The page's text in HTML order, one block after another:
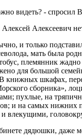
видеть? - спросил
Алексеевич
и только
мать была
племянник
для большой
книжных шкафах,
сборника»,
пухлые, на
и на самых нижних
влекущими,
дядюшки, даже